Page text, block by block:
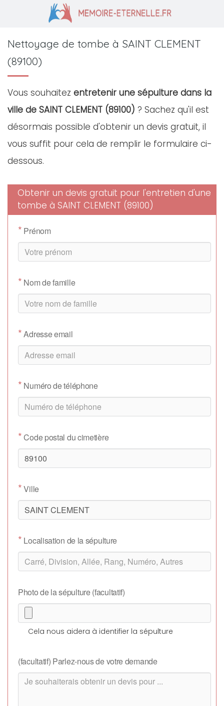
Nettoyage de tombe à SAINT CLEMENT
(89100)
Vous souhaitez entretenir une sépulture dans la
ville de SAINT CLEMENT (89100) ? Sachez qu'il est
désormais possible d'obtenir un devis gratuit, il
vous suffit pour cela de remplir le formulaire ci-
dessous.
Obtenir un devis gratuit pour l'entretien d'une
tombe à SAINT CLEMENT (89100)
* Prénom
* Nom de famille
*Adresse email
* Numéro de téléphone
*Code postal du cimetière
*Ville
* Localisation de la sépulture
Photo de la sépulture (facultatif)
Cela nous aidera à identifier la sépulture
(facultatif) Parlez-nous de votre demande